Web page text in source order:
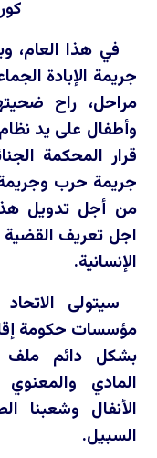
في هذا العام،
مراحل، راح
وأطفال على يد
قرار المحكمة
جريمة حرب وجريمة
من أجل تدويل
اجل تعريف القضية
الإنسانية.
سيتولى
مؤسسات حكومة
بشكل دائم ملف
المادي
الأنفال وشعبنا
السبيل.